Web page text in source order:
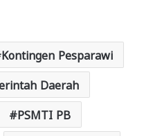
Kontingen Pesparawi
Daerah
PSMTI PB